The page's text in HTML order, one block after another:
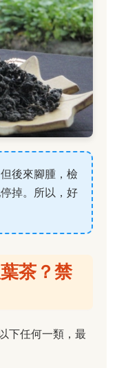
後來腳腫，檢
掉。所以，好
茶？禁
下任何一類，最